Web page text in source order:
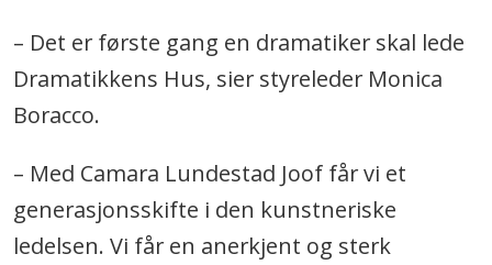
– Det er første gang en dramatiker skal lede
Dramatikkens Hus, sier styreleder Monica
Boracco.
– Med Camara Lundestad Joof får vi et
generasjonsskifte i den kunstneriske
ledelsen. Vi får en anerkjent og sterk